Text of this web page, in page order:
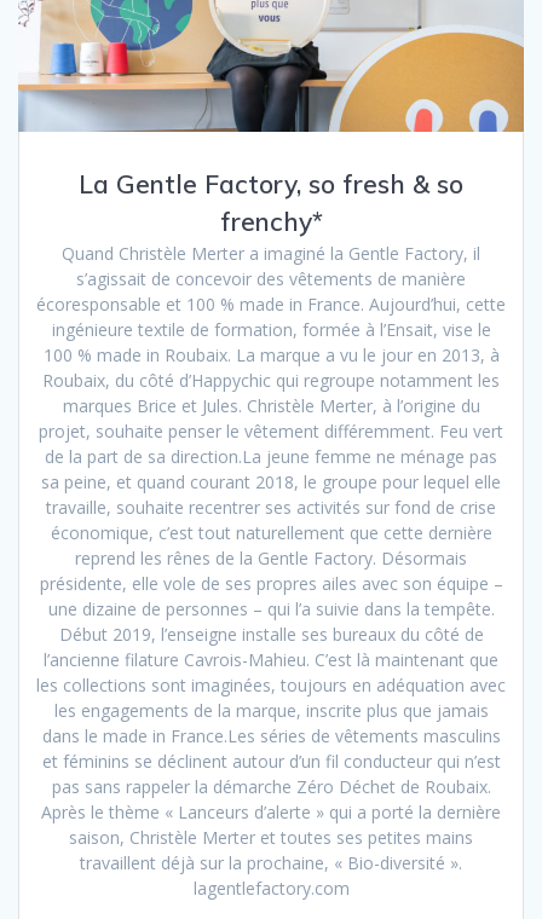
La Gentle Factory, so fresh & so
frenchy*
Quand Christèle Merter a imaginé la Gentle Factory, il
s’agissait de concevoir des vêtements de manière
écoresponsable et 100 % made in France. Aujourd’hui, cette
ingénieure textile de formation, formée à l’Ensait, vise le
100 % made in Roubaix. La marque a vu le jour en 2013, à
Roubaix, du côté d’Happychic qui regroupe notamment les
marques Brice et Jules. Christèle Merter, à l’origine du
projet, souhaite penser le vêtement différemment. Feu vert
de la part de sa direction.La jeune femme ne ménage pas
sa peine, et quand courant 2018, le groupe pour lequel elle
travaille, souhaite recentrer ses activités sur fond de crise
économique, c’est tout naturellement que cette dernière
reprend les rênes de la Gentle Factory. Désormais
présidente, elle vole de ses propres ailes avec son équipe –
une dizaine de personnes – qui l’a suivie dans la tempête.
Début 2019, l’enseigne installe ses bureaux du côté de
l’ancienne filature Cavrois-Mahieu. C’est là maintenant que
les collections sont imaginées, toujours en adéquation avec
les engagements de la marque, inscrite plus que jamais
dans le made in France.Les séries de vêtements masculins
et féminins se déclinent autour d’un fil conducteur qui n’est
pas sans rappeler la démarche Zéro Déchet de Roubaix.
Après le thème « Lanceurs d’alerte » qui a porté la dernière
saison, Christèle Merter et toutes ses petites mains
travaillent déjà sur la prochaine, « Bio-diversité ».
lagentlefactory.com